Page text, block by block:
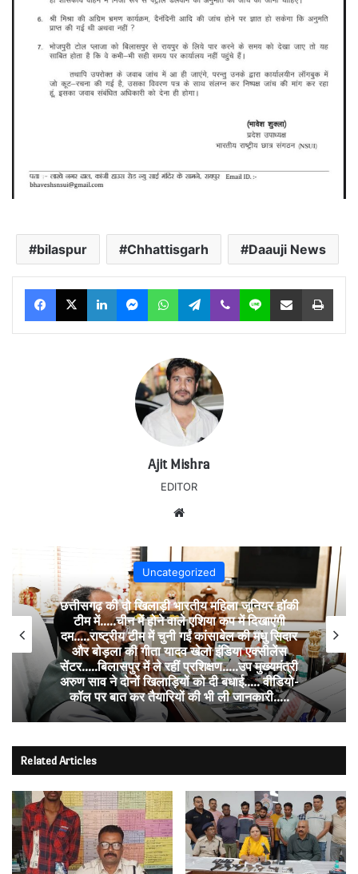
bilaspur Chhattisgarh Daauji News
Facebook
X LinkedInMessengerWhatsAppTelegram
Viber Line Share via Email Print
Ajit Mishra
EDITOR
Uncategorized
छत्तीसगढ़ की दो खिलाड़ी भारतीय महिला जूनियर हॉकी
टीम में…..चीन में होने वाले एशिया कप में दिखाएंगी
दम…..राष्ट्रीय टीम में चुनी गईं कांसाबेल की मधु सिदार
और बोड़ला की गीता यादव खेलो इंडिया एक्सीलेंस
सेंटर…..बिलासपुर में ले रहीं प्रशिक्षण…..उप मुख्यमंत्री
अरुण साव ने दोनों खिलाड़ियों को दी बधाई….. वीडियो-
कॉल पर बात कर तैयारियों की भी ली जानकारी…..
Related Articles